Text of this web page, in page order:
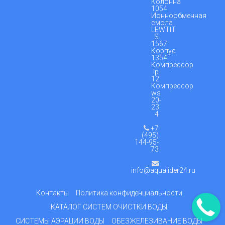
1054
Ионнообменная
смола
LEWTIT
S
1567
Корпус
1354
Компрессор
lp
12
Компрессор
ws
20-
23
4
+7
(495)
144-95-
73
info@aqualider24.ru
Контакты
Политика конфиденциальности
КАТАЛОГ СИСТЕМ ОЧИСТКИ ВОДЫ
СИСТЕМЫ АЭРАЦИИ ВОДЫ
ОБЕЗЖЕЛЕЗИВАНИЕ ВОДЫ